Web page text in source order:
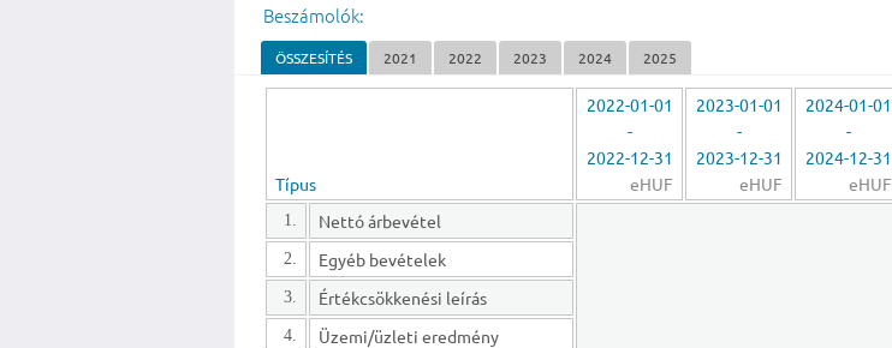
Beszámolók:
ÖSSZESÍTÉS 2021 2022 2023 2024 2025
Típus
2022-01-01
-
2022-12-31
eHUF
2023-01-01
-
2023-12-31
eHUF
2024-01-01
-
2024-12-31
eHUF
1. Nettó árbevétel
2. Egyéb bevételek
3. Értékcsökkenési leírás
4. Üzemi/üzleti eredmény